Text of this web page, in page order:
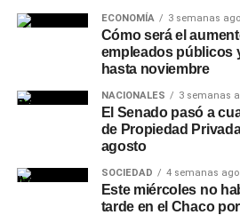
ECONOMÍA 3 semanas ago
Cómo será el
empleados públicos
hasta noviembre
NACIONALES 3 semanas
El Senado pasó a
de Propiedad
agosto
SOCIEDAD 4 semanas ago
Este miércoles no
tarde en el Chaco